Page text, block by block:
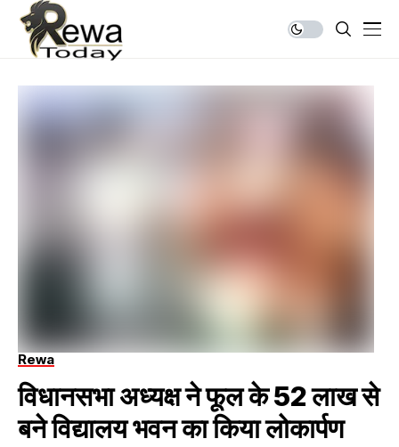
Rewa
विधानसभा अध्यक्ष ने फूल के 52 लाख से
बने विद्यालय भवन का किया लोकार्पण